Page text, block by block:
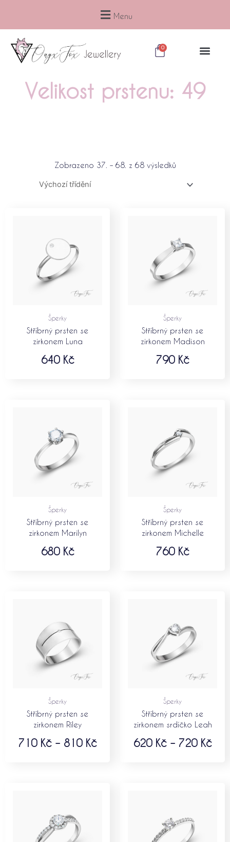
Menu
0
Cart
Velikost prstenu: 49
Zobrazeno 37. – 68. z 68 výsledků
Šperky
Stříbrný prsten se
zirkonem Luna
640 Kč
Šperky
Stříbrný prsten se
zirkonem Madison
790 Kč
Šperky
Stříbrný prsten se
zirkonem Marilyn
680 Kč
Šperky
Stříbrný prsten se
zirkonem Michelle
760 Kč
Šperky
Stříbrný prsten se
zirkonem Riley
710 Kč – 810 Kč
Šperky
Stříbrný prsten se
zirkonem srdíčko Leah
620 Kč – 720 Kč